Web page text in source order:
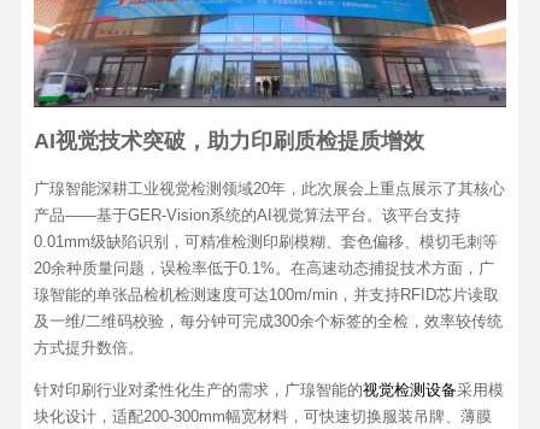
AI视觉技术突破，助力印刷质检提质增效
广瑔智能深耕工业视觉检测领域20年，此次展会上重点展示了其核心
产品——基于GER-Vision系统的AI视觉算法平台。该平台支持
0.01mm级缺陷识别，可精准检测印刷模糊、套色偏移、模切毛刺等
20余种质量问题，误检率低于0.1%。在高速动态捕捉技术方面，广
瑔智能的单张品检机检测速度可达100m/min，并支持RFID芯片读取
及一维/二维码校验，每分钟可完成300余个标签的全检，效率较传统
方式提升数倍。
针对印刷行业对柔性化生产的需求，广瑔智能的视觉检测设备采用模
块化设计，适配200-300mm幅宽材料，可快速切换服装吊牌、薄膜